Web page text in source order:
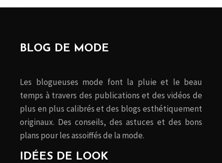
BLOG DE MODE
Les blogueuses mode font la pluie et le beau
temps à travers des publications et des vidéos de
plus en plus calibrés et des blogs esthétiquement
originaux. Des conseils, des astuces et des bons
plans pour les assoiffés de la mode.
IDÉES DE LOOK